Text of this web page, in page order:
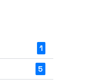
1
5